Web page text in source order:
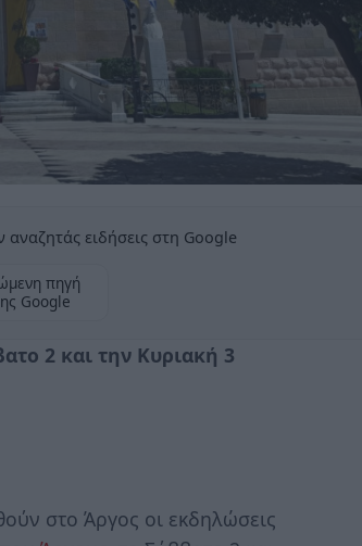
ειδήσεις στη Google
πηγή
Google
2 και την Κυριακή 3
στο Άργος οι εκδηλώσεις